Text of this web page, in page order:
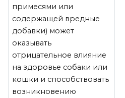
примесями или
содержащей вредные
добавки) может
оказывать
отрицательное влияние
на здоровье собаки или
кошки и способствовать
возникновению